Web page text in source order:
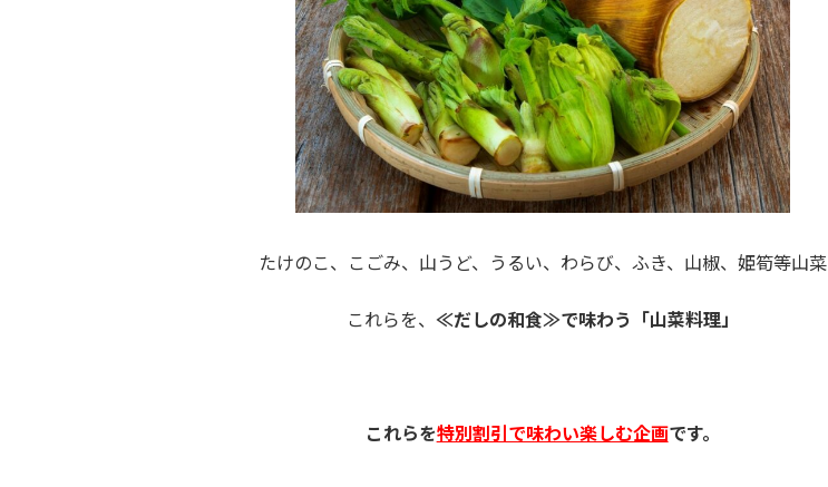
たけのこ、こごみ、山うど、うるい、わらび、ふき、山椒、姫筍等山菜
これらを、 ≪だしの和食≫で味わう「山菜料理」
これらを特別割引で味わい楽しむ企画です。